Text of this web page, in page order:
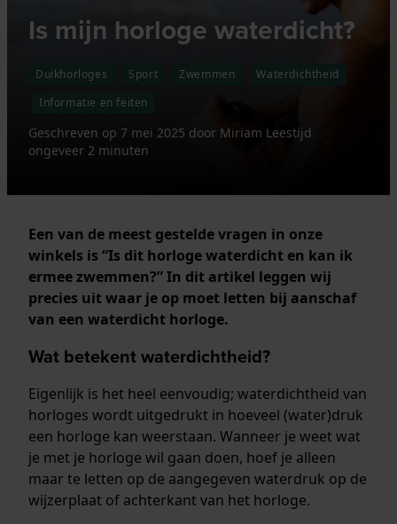
Is mijn horloge waterdicht?
Duikhorloges Sport Zwemmen
Waterdichtheid
Informatie en feiten
Geschreven op 7 mei 2025 door Miriam Leestijd
ongeveer 2 minuten
Een van de meest gestelde vragen in onze
winkels is “Is dit horloge waterdicht en kan ik
ermee zwemmen?” In dit artikel leggen wij
precies uit waar je op moet letten bij aanschaf
van een waterdicht horloge.
Wat betekent waterdichtheid?
Eigenlijk is het heel eenvoudig; waterdichtheid van
horloges wordt uitgedrukt in hoeveel (water)druk
een horloge kan weerstaan. Wanneer je weet wat
je met je horloge wil gaan doen, hoef je alleen
maar te letten op de aangegeven waterdruk op de
wijzerplaat of achterkant van het horloge.